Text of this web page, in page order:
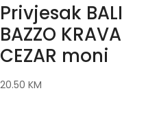
Privjesak BALI
BAZZO KRAVA
CEZAR moni
20.50 KM